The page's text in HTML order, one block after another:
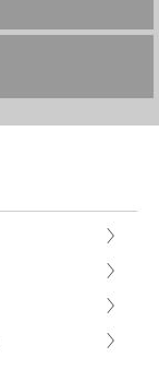
>
>
>
>